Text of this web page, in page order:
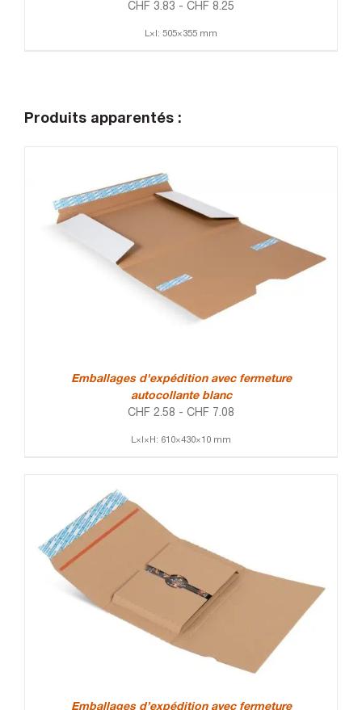
CHF 3.83 - CHF 8.25
L×l: 505×355 mm
Produits apparentés :
Emballages d'expédition avec fermeture
autocollante blanc
CHF 2.58 - CHF 7.08
L×l×H: 610×430×10 mm
Emballages d’expédition avec fermeture